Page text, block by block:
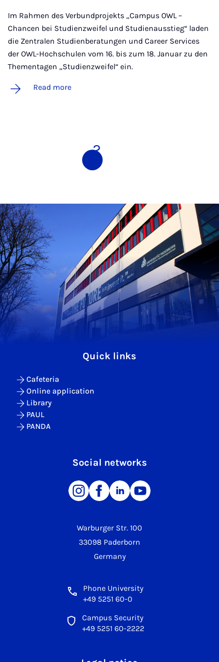
Im Rahmen des Verbundprojekts „Campus OWL –
Chancen bei Studienzweifel und Studienausstieg“ laden
die Zentralen Studienberatungen und Career Services
der OWL-Hochschulen vom 16. bis zum 18. Januar zu den
Thementagen „Studienzweifel“ ein.
Read more
1 2
Warburger Str. 100
33098 Paderborn
Germany
Phone University
+49 5251 60-0
Campus Security
+49 5251 60-2222
Quick links
Cafeteria
Online application
Library
PAUL
PANDA
Social networks